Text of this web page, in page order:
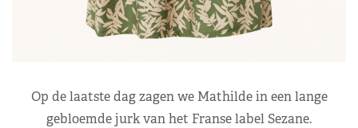
Op de laatste dag zagen we Mathilde in een lange
gebloemde jurk van het Franse label Sezane.